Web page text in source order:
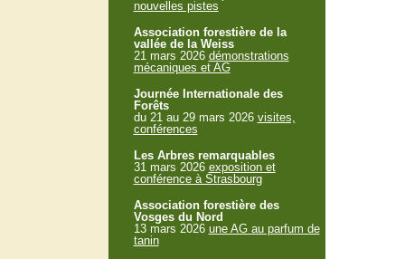
nouvelles pistes
Association forestière de la
vallée de la Weiss
21 mars 2026 démonstrations
mécaniques et AG
Journée Internationale des
Forêts
du 21 au 29 mars 2026 visites,
conférences
Les Arbres remarquables
31 mars 2026 exposition et
conférence à Strasbourg
Association forestière des
Vosges du Nord
13 mars 2026 une AG au parfum de
tanin